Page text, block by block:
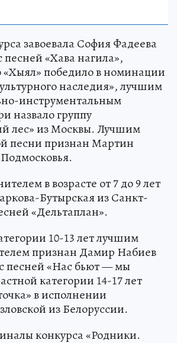
завоевала София Фадеева
песней «Хава нагила»,
«Хыял» победило в номинации
наследия», лучшим
инструментальным
назвало группу
лес» из Москвы. Лучшим
песни признан Мартин
в возрасте от 7 до 9 лет
Бутырская из Санкт-
«Дельтаплан».
10-13 лет лучшим
признан Дамир Набиев
песней «Нас бьют — мы
категории 14-17 лет
в исполнении
из Белоруссии.
конкурса «Родники.